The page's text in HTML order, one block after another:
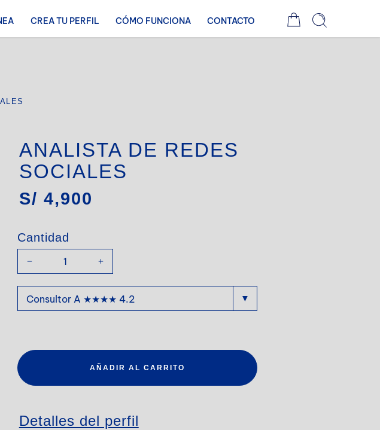
CREA TU PERFIL CÓMO FUNCIONA CONTACTO
ANALISTA DE REDES
SOCIALES
S/ 4,900
Cantidad
AÑADIR AL CARRITO
Detalles del perfil